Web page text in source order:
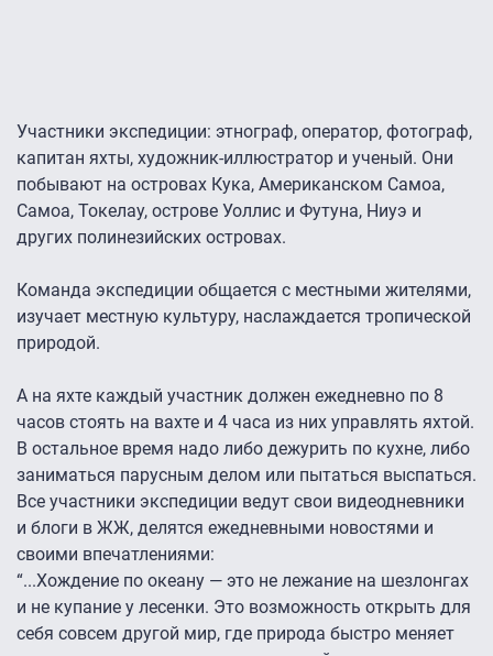
Участники экспедиции: этнограф, оператор, фотограф,
капитан яхты, художник-иллюстратор и ученый. Они
побывают на островах Кука, Американском Самоа,
Самоа, Токелау, острове Уоллис и Футуна, Ниуэ и
других полинезийских островах.
Команда экспедиции общается с местными жителями,
изучает местную культуру, наслаждается тропической
природой.
А на яхте каждый участник должен ежедневно по 8
часов стоять на вахте и 4 часа из них управлять яхтой.
В остальное время надо либо дежурить по кухне, либо
заниматься парусным делом или пытаться выспаться.
Все участники экспедиции ведут свои видеодневники
и блоги в ЖЖ, делятся ежедневными новостями и
своими впечатлениями:
“...Хождение по океану — это не лежание на шезлонгах
и не купание у лесенки. Это возможность открыть для
себя совсем другой мир, где природа быстро меняет